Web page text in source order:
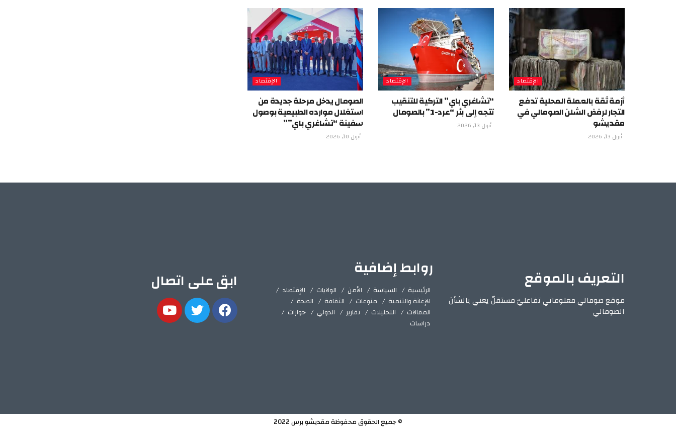
الإقتصاد
أزمة ثقة بالعملة المحلية تدفع
التجار لرفض الشلن الصومالي في
مقديشو
أبريل 13, 2026
الإقتصاد
“تشاغري باي” التركية للتنقيب
تتجه إلى بئر “عرد-1” بالصومال
أبريل 13, 2026
الإقتصاد
الصومال يدخل مرحلة جديدة من
استغلال موارده الطبيعية بوصول
سفينة “تشاغري باي””
أبريل 10, 2026
التعريف بالموقع
موقع صومالي معلوماتي تفاعليّ مستقلّ يعني بالشأن
الصومالي
روابط إضافية
الرئيسية السياسة الأمن الولايات
الإقتصاد
الإغاثة والتنمية
منوعات الثقافة
الصحة
المقالات
التحليلات تقارير الدولي
حوارات
دراسات
ابق على اتصال
© جميع الحقوق محفوظة مقديشو برس 2022